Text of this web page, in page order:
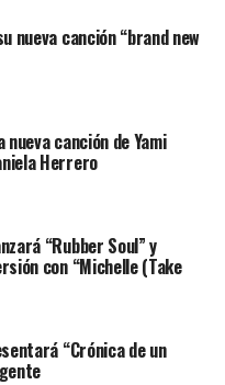
nueva canción “brand new
nueva canción de Yami
Herrero
“Rubber Soul” y
con “Michelle (Take
“Crónica de un